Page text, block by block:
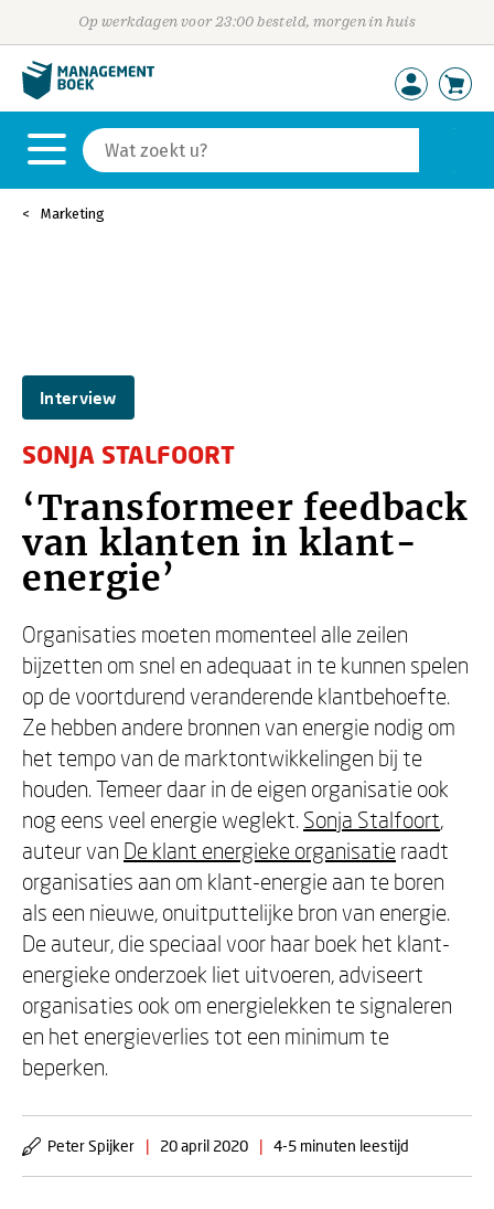
Op werkdagen voor 23:00 besteld, morgen in huis
Marketing
Interview
SONJA STALFOORT
‘Transformeer feedback
van klanten in klant-
energie’
Organisaties moeten momenteel alle zeilen
bijzetten om snel en adequaat in te kunnen spelen
op de voortdurend veranderende klantbehoefte.
Ze hebben andere bronnen van energie nodig om
het tempo van de marktontwikkelingen bij te
houden. Temeer daar in de eigen organisatie ook
nog eens veel energie weglekt. Sonja Stalfoort,
auteur van De klant energieke organisatie raadt
organisaties aan om klant-energie aan te boren
als een nieuwe, onuitputtelijke bron van energie.
De auteur, die speciaal voor haar boek het klant-
energieke onderzoek liet uitvoeren, adviseert
organisaties ook om energielekken te signaleren
en het energieverlies tot een minimum te
beperken.
Peter Spijker | 20 april 2020 | 4-5 minuten leestijd